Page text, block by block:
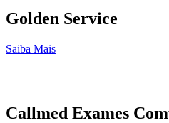
Golden Service
Saiba Mais
Callmed Exames